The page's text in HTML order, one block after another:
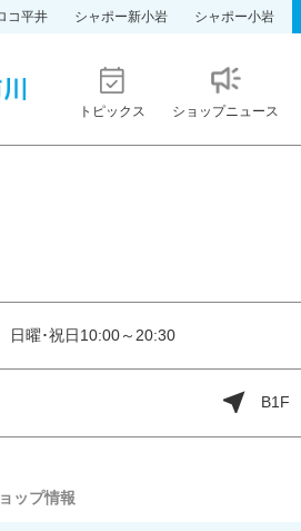
コ平井 シャポー新小岩 シャポー小岩
トピックス ショップニュース
曜･祝日10:00～20:30
B1F
ップ情報